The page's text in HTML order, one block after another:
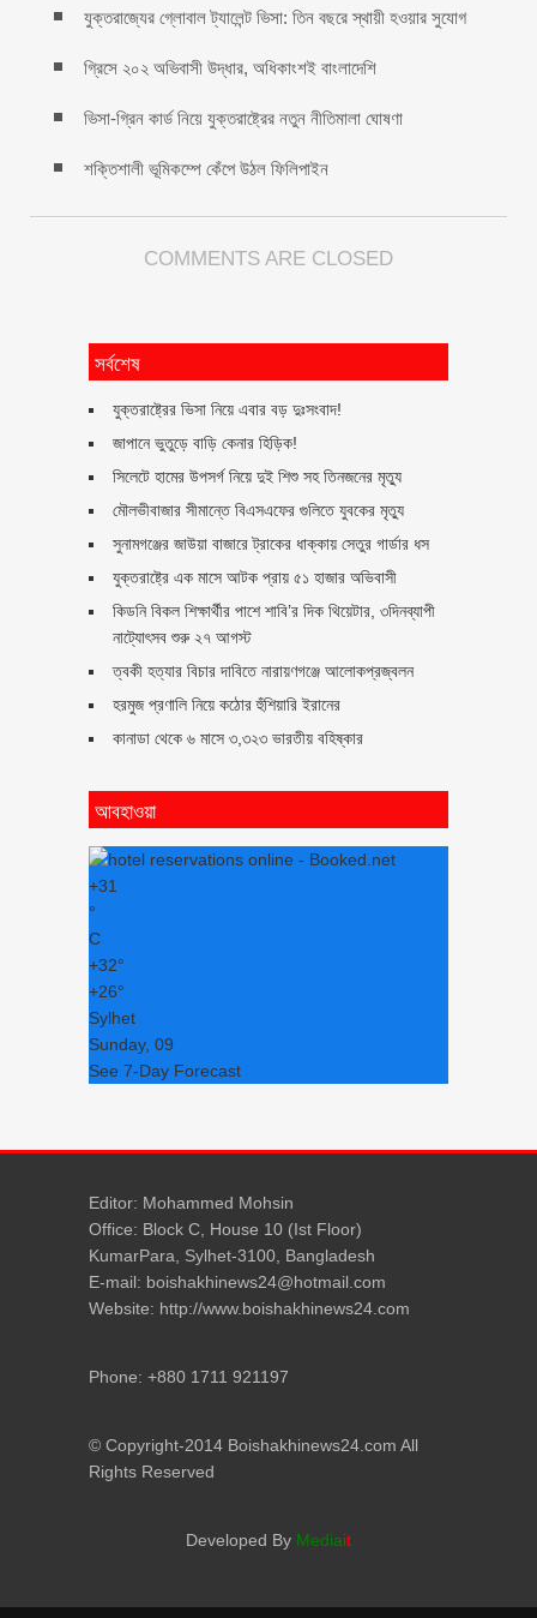
যুক্তরাজ্যের গ্লোবাল ট্যালেন্ট ভিসা: তিন বছরে স্থায়ী হওয়ার সুযোগ
গ্রিসে ২০২ অভিবাসী উদ্ধার, অধিকাংশই বাংলাদেশি
ভিসা-গ্রিন কার্ড নিয়ে যুক্তরাষ্ট্রের নতুন নীতিমালা ঘোষণা
শক্তিশালী ভূমিকম্পে কেঁপে উঠল ফিলিপাইন
COMMENTS ARE CLOSED
সর্বশেষ
যুক্তরাষ্ট্রের ভিসা নিয়ে এবার বড় দুঃসংবাদ!
জাপানে ভুতুড়ে বাড়ি কেনার হিড়িক!
সিলেটে হামের উপসর্গ নিয়ে দুই শিশু সহ তিনজনের মৃত্যু
মৌলভীবাজার সীমান্তে বিএসএফের গুলিতে যুবকের ‍মৃত্যু
সুনামগঞ্জের জাউয়া বাজারে ট্রাকের ধাক্কায় সেতুর গার্ডার ধস
যুক্তরাষ্ট্রে এক মাসে আটক প্রায় ৫১ হাজার অভিবাসী
কিডনি বিকল শিক্ষার্থীর পাশে শাবি’র দিক থিয়েটার, ৩দিনব্যাপী
নাট্যোৎসব শুরু ২৭ আগস্ট
ত্বকী হত্যার বিচার দাবিতে নারায়ণগঞ্জে আলোকপ্রজ্বলন
হরমুজ প্রণালি নিয়ে কঠোর হুঁশিয়ারি ইরানের
কানাডা থেকে ৬ মাসে ৩,৩২৩ ভারতীয় বহিষ্কার
আবহাওয়া
+31
°
C
+32°
+26°
Sylhet
Sunday, 09
See 7-Day Forecast
Editor: Mohammed Mohsin
Office: Block C, House 10 (Ist Floor)
KumarPara, Sylhet-3100, Bangladesh
E-mail: boishakhinews24@hotmail.com
Website: http://www.boishakhinews24.com
Phone: +880 1711 921197
© Copyright-2014 Boishakhinews24.com All
Rights Reserved
Developed By Mediait